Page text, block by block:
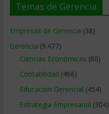
Temas de Gerencia
Empresas de Gerencia (38)
Gerencia (9.477)
Ciencias Económicas (80)
Contabilidad (466)
Educacion Gerencial (454)
Estrategia Empresarial (304)